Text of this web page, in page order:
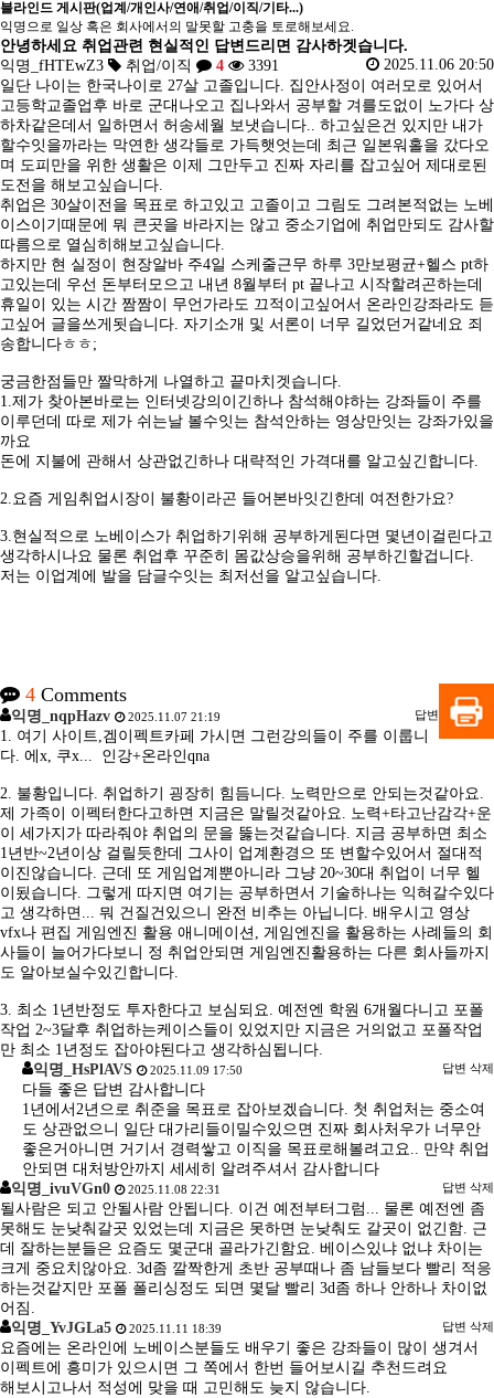
블라인드 게시판(업계/개인사/연애/취업/이직/기타...)
익명으로 일상 혹은 회사에서의 말못할 고충을 토로해보세요.
안녕하세요 취업관련 현실적인 답변드리면 감사하겟습니다.
익명_fHTEwZ3
취업/이직 4 3391
2025.11.06 20:50
일단 나이는 한국나이로 27살 고졸입니다. 집안사정이 여러모로 있어서
고등학교졸업후 바로 군대나오고 집나와서 공부할 겨를도없이 노가다 상
하차같은데서 일하면서 허송세월 보냇습니다.. 하고싶은건 있지만 내가
할수잇을까라는 막연한 생각들로 가득햇엇는데 최근 일본워홀을 갔다오
며 도피만을 위한 생활은 이제 그만두고 진짜 자리를 잡고싶어 제대로된
도전을 해보고싶습니다.
취업은 30살이전을 목표로 하고있고 고졸이고 그림도 그려본적없는 노베
이스이기때문에 뭐 큰곳을 바라지는 않고 중소기업에 취업만되도 감사할
따름으로 열심히해보고싶습니다.
하지만 현 실정이 현장알바 주4일 스케줄근무 하루 3만보평균+헬스 pt하
고있는데 우선 돈부터모으고 내년 8월부터 pt 끝나고 시작할려곤하는데
휴일이 있는 시간 짬짬이 무언가라도 끄적이고싶어서 온라인강좌라도 듣
고싶어 글을쓰게됫습니다. 자기소개 및 서론이 너무 길었던거같네요 죄
송합니다ㅎㅎ;
궁금한점들만 짤막하게 나열하고 끝마치겟습니다.
1.제가 찾아본바로는 인터넷강의이긴하나 참석해야하는 강좌들이 주를
이루던데 따로 제가 쉬는날 볼수잇는 참석안하는 영상만잇는 강좌가있을
까요
돈에 지불에 관해서 상관없긴하나 대략적인 가격대를 알고싶긴합니다.
2.요즘 게임취업시장이 불황이라곤 들어본바잇긴한데 여전한가요?
3.현실적으로 노베이스가 취업하기위해 공부하게된다면 몇년이걸린다고
생각하시나요 물론 취업후 꾸준히 몸값상승을위해 공부하긴할겁니다.
저는 이업계에 발을 담글수잇는 최저선을 알고싶습니다.
4 Comments
익명_nqpHazv 2025.11.07 21:19 답변
1. 여기 사이트,겜이펙트카페 가시면 그런강의들이 주를 이룹니
다. 에x, 쿠x... 인강+온라인qna
2. 불황입니다. 취업하기 굉장히 힘듬니다. 노력만으로 안되는것같아요.
제 가족이 이펙터한다고하면 지금은 말릴것같아요. 노력+타고난감각+운
이 세가지가 따라줘야 취업의 문을 뚫는것같습니다. 지금 공부하면 최소
1년반~2년이상 걸릴듯한데 그사이 업계환경으 또 변할수있어서 절대적
이진않습니다. 근데 또 게임업계뿐아니라 그냥 20~30대 취업이 너무 헬
이됬습니다. 그렇게 따지면 여기는 공부하면서 기술하나는 익혀갈수있다
고 생각하면... 뭐 건질건있으니 완전 비추는 아닙니다. 배우시고 영상
vfx나 편집 게임엔진 활용 애니메이션, 게임엔진을 활용하는 사례들의 회
사들이 늘어가다보니 정 취업안되면 게임엔진활용하는 다른 회사들까지
도 알아보실수있긴합니다.
3. 최소 1년반정도 투자한다고 보심되요. 예전엔 학원 6개월다니고 포폴
작업 2~3달후 취업하는케이스들이 있었지만 지금은 거의없고 포폴작업
만 최소 1년정도 잡아야된다고 생각하심됩니다.
익명_HsPlAVS
2025.11.09 17:50 답변 삭제
다들 좋은 답변 감사합니다
1년에서2년으로 취준을 목표로 잡아보겠습니다. 첫 취업처는 중소여
도 상관없으니 일단 대가리들이밀수있으면 진짜 회사처우가 너무안
좋은거아니면 거기서 경력쌓고 이직을 목표로해볼려고요.. 만약 취업
안되면 대처방안까지 세세히 알려주셔서 감사합니다
익명_ivuVGn0
2025.11.08 22:31 답변 삭제
될사람은 되고 안될사람 안됩니다. 이건 예전부터그럼... 물론 예전엔 좀
못해도 눈낮춰갈곳 있었는데 지금은 못하면 눈낮춰도 갈곳이 없긴함. 근
데 잘하는분들은 요즘도 몇군대 골라가긴함요. 베이스있냐 없냐 차이는
크게 중요치않아요. 3d좀 깔짝한게 초반 공부때나 좀 남들보다 빨리 적응
하는것같지만 포폴 폴리싱정도 되면 몇달 빨리 3d좀 하나 안하나 차이없
어짐.
익명_YvJGLa5
2025.11.11 18:39 답변 삭제
요즘에는 온라인에 노베이스분들도 배우기 좋은 강좌들이 많이 생겨서
이펙트에 흥미가 있으시면 그 쪽에서 한번 들어보시길 추천드려요
해보시고나서 적성에 맞을 때 고민해도 늦지 않습니다.